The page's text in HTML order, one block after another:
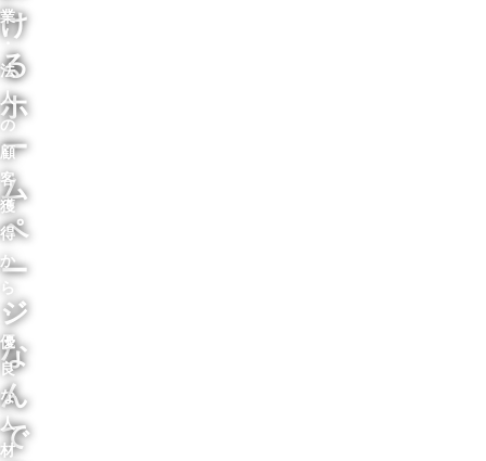
け
る
ホ
ー
ム
ペ
ー
ジ
な
ん
で
業
・
法
人
の
顧
客
獲
得
か
ら
・
優
良
な
人
材